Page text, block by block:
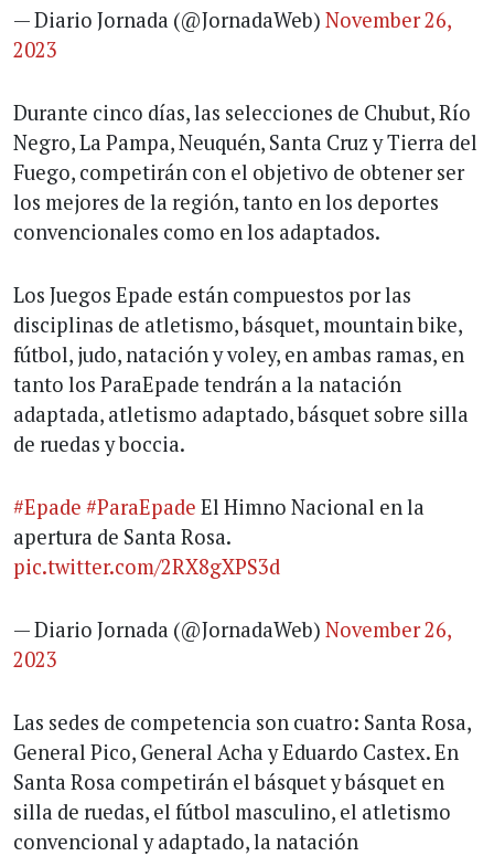
— Diario Jornada (@JornadaWeb) November 26,
2023
Durante cinco días, las selecciones de Chubut, Río
Negro, La Pampa, Neuquén, Santa Cruz y Tierra del
Fuego, competirán con el objetivo de obtener ser
los mejores de la región, tanto en los deportes
convencionales como en los adaptados.
Los Juegos Epade están compuestos por las
disciplinas de atletismo, básquet, mountain bike,
fútbol, judo, natación y voley, en ambas ramas, en
tanto los ParaEpade tendrán a la natación
adaptada, atletismo adaptado, básquet sobre silla
de ruedas y boccia.
#Epade #ParaEpade El Himno Nacional en la
apertura de Santa Rosa.
pic.twitter.com/2RX8gXPS3d
— Diario Jornada (@JornadaWeb) November 26,
2023
Las sedes de competencia son cuatro: Santa Rosa,
General Pico, General Acha y Eduardo Castex. En
Santa Rosa competirán el básquet y básquet en
silla de ruedas, el fútbol masculino, el atletismo
convencional y adaptado, la natación